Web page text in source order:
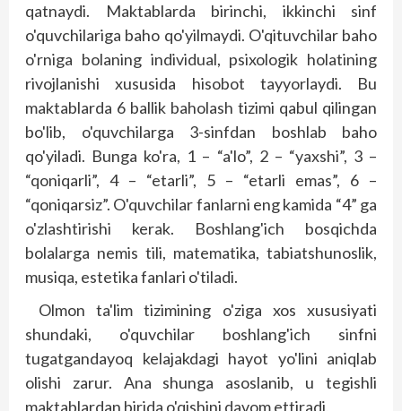
qatnaydi. Maktablarda birinchi, ikkinchi sinf
o'quvchilariga baho qo'yilmaydi. O'qituvchilar baho
o'rniga bolaning individual, psixologik holatining
rivojlanishi xususida hisobot tayyorlaydi. Bu
maktablarda 6 ballik baholash tizimi qabul qilingan
bo'lib, o'quvchilarga 3-sinfdan boshlab baho
qo'yiladi. Bunga ko'ra, 1 – “a'lo”, 2 – “yaxshi”, 3 –
“qoniqarli”, 4 – “etarli”, 5 – “etarli emas”, 6 –
“qoniqarsiz”. O'quvchilar fanlarni eng kamida “4” ga
o'zlashtirishi kerak. Boshlang'ich bosqichda
bolalarga nemis tili, matematika, tabiatshunoslik,
musiqa, estetika fanlari o'tiladi.
Olmon ta'lim tizimining o'ziga xos xususiyati
shundaki, o'quvchilar bosh­lang'ich sinfni
tugatgandayoq kelajakdagi hayot yo'lini aniqlab
olishi zarur. Ana shunga asoslanib, u tegishli
maktab­lardan birida o'qishini davom ettiradi.